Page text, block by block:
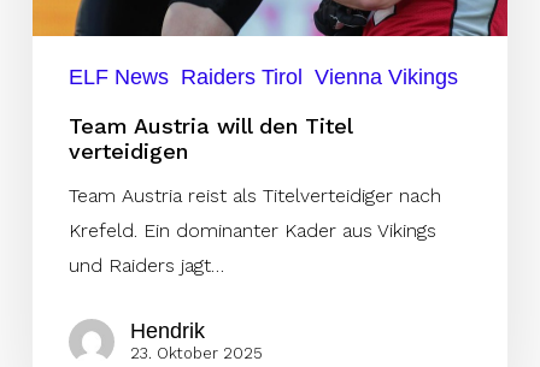
ELF News Raiders Tirol Vienna Vikings
Team Austria will den Titel
verteidigen
Team Austria reist als Titelverteidiger nach
Krefeld. Ein dominanter Kader aus Vikings
und Raiders jagt…
Hendrik
23. Oktober 2025